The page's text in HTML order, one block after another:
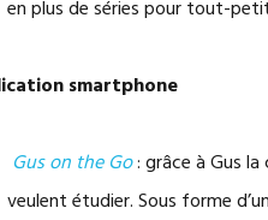
en plus de séries pour tout-
smartphone
Gus on the Go: grâce à Gus
veulent étudier. Sous forme